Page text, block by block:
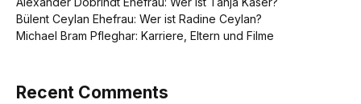
Bülent Ceylan Ehefrau: Wer ist Radine Ceylan?
Michael Bram Pfleghar: Karriere, Eltern und Filme
Recent Comments